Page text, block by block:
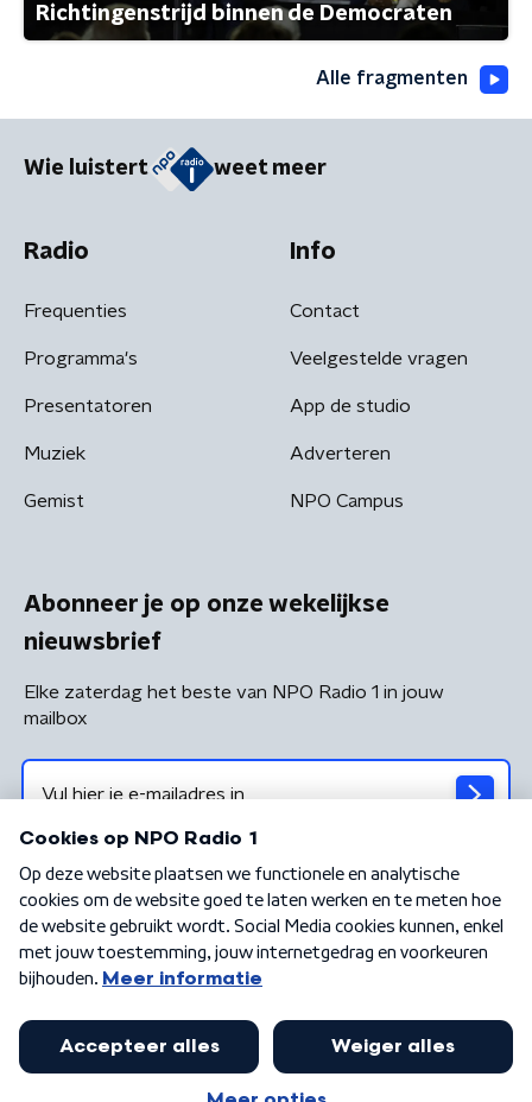
Richtingenstrijd binnen de Democraten
Alle fragmenten
Wie luistert weet meer
Radio
Frequenties
Programma's
Presentatoren
Muziek
Gemist
Info
Contact
Veelgestelde vragen
App de studio
Adverteren
NPO Campus
Abonneer je op onze wekelijkse
nieuwsbrief
Elke zaterdag het beste van NPO Radio 1 in jouw
mailbox
Algemene voorwaarden